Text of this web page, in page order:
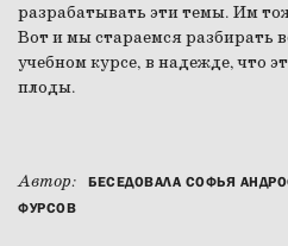
разрабатывать эти темы. Им
Вот и мы стараемся разбирать
учебном курсе, в надежде, что
плоды.
Автор: БЕСЕДОВАЛА СОФЬЯ
ФУРСОВ